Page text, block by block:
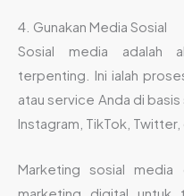
4. Gunakan Media Sosial
Sosial media adalah
terpenting. Ini ialah
atau service Anda di
Instagram, TikTok, Twitter,
Marketing sosial